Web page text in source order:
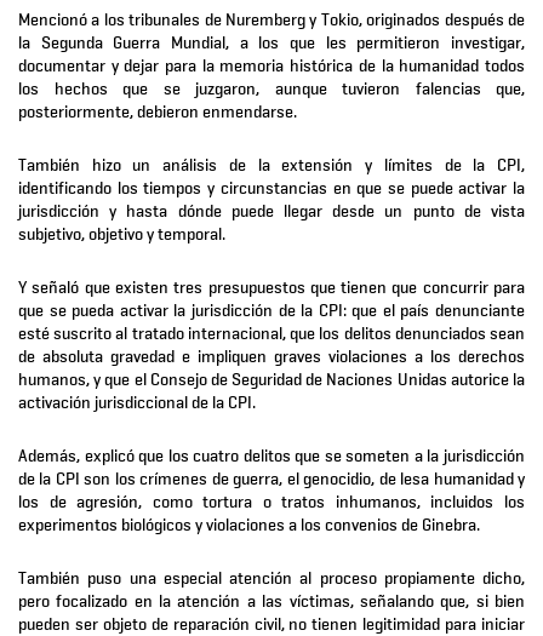
Mencionó a los tribunales de Nuremberg y Tokio, originados después de
la Segunda Guerra Mundial, a los que les permitieron investigar,
documentar y dejar para la memoria histórica de la humanidad todos
los hechos que se juzgaron, aunque tuvieron falencias que,
posteriormente, debieron enmendarse.
También hizo un análisis de la extensión y límites de la CPI,
identificando los tiempos y circunstancias en que se puede activar la
jurisdicción y hasta dónde puede llegar desde un punto de vista
subjetivo, objetivo y temporal.
Y señaló que existen tres presupuestos que tienen que concurrir para
que se pueda activar la jurisdicción de la CPI: que el país denunciante
esté suscrito al tratado internacional, que los delitos denunciados sean
de absoluta gravedad e impliquen graves violaciones a los derechos
humanos, y que el Consejo de Seguridad de Naciones Unidas autorice la
activación jurisdiccional de la CPI.
Además, explicó que los cuatro delitos que se someten a la jurisdicción
de la CPI son los crímenes de guerra, el genocidio, de lesa humanidad y
los de agresión, como tortura o tratos inhumanos, incluidos los
experimentos biológicos y violaciones a los convenios de Ginebra.
También puso una especial atención al proceso propiamente dicho,
pero focalizado en la atención a las víctimas, señalando que, si bien
pueden ser objeto de reparación civil, no tienen legitimidad para iniciar